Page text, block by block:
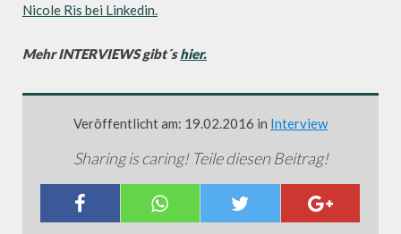
Nicole Ris bei Linkedin.
Mehr INTERVIEWS gibt´shier.
Veröffentlicht am: 19.02.2016 in Interview
Sharing is caring! Teile diesen Beitrag!